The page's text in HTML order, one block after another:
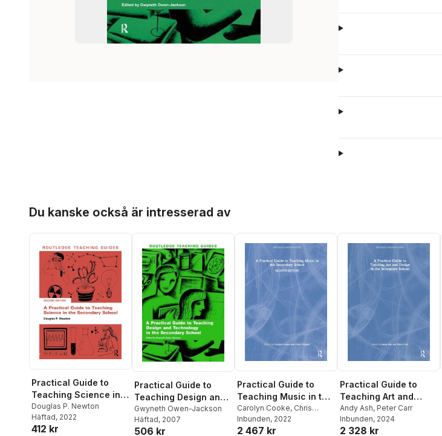
Du kanske också är intresserad av
Practical Guide to
Teaching Science in
the Secondary School
Douglas P. Newton
Häftad, 2022
412 kr
Practical Guide to
Teaching Design and
Technology in the
Secondary School
Gwyneth Owen-Jackson
Häftad, 2007
506 kr
Practical Guide to
Teaching Music in the
Secondary School
Carolyn Cooke, Chris
Philpott
Inbunden, 2022
2 467 kr
Practical Guide to
Teaching Art and
Design in the
Secondary School
Andy Ash, Peter Carr
Inbunden, 2024
2 328 kr